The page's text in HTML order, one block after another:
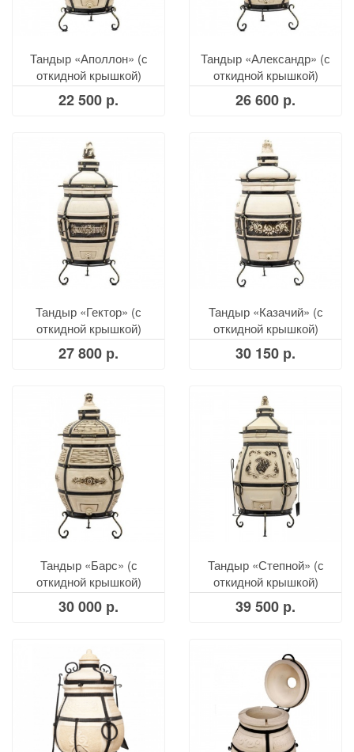
Тандыр «Аполлон» (с
откидной крышкой)
22 500 р.
Тандыр «Александр» (с
откидной крышкой)
26 600 р.
Тандыр «Гектор» (с
откидной крышкой)
27 800 р.
Тандыр «Казачий» (с
откидной крышкой)
30 150 р.
Тандыр «Барс» (с
откидной крышкой)
30 000 р.
Тандыр «Степной» (с
откидной крышкой)
39 500 р.